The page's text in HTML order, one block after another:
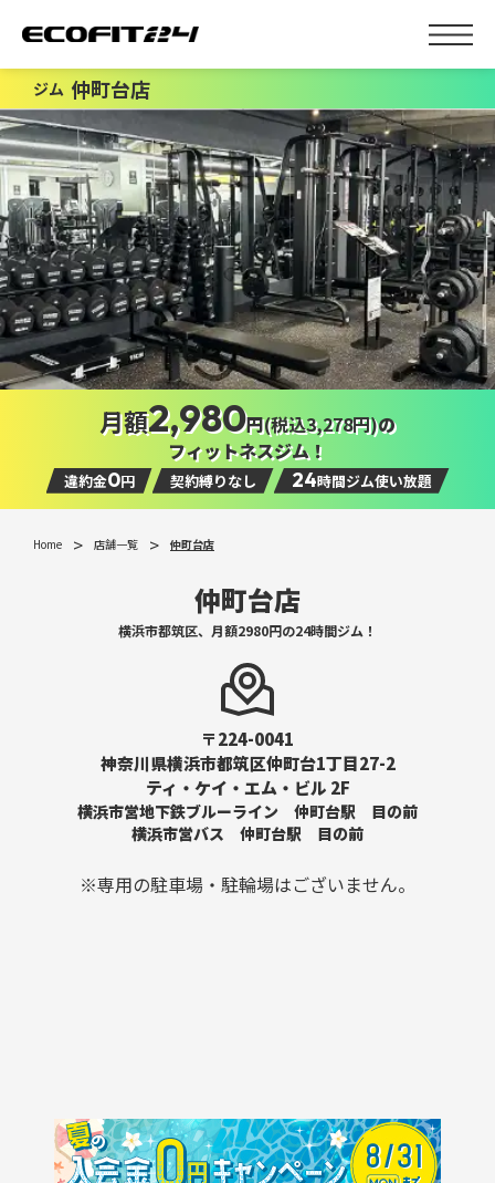
ジム 仲町台店
月額2,980円(税込3,278円)の
フィットネスジム！
違約金0円 契約縛りなし 24時間ジム使い放題
Home 店舗一覧 仲町台店
仲町台店
横浜市都筑区、月額2980円の24時間ジム！
〒224-0041
神奈川県横浜市都筑区仲町台1丁目27-2
ティ・ケイ・エム・ビル 2F
横浜市営地下鉄ブルーライン 仲町台駅 目の前
横浜市営バス 仲町台駅 目の前
※専用の駐車場・駐輪場はございません。